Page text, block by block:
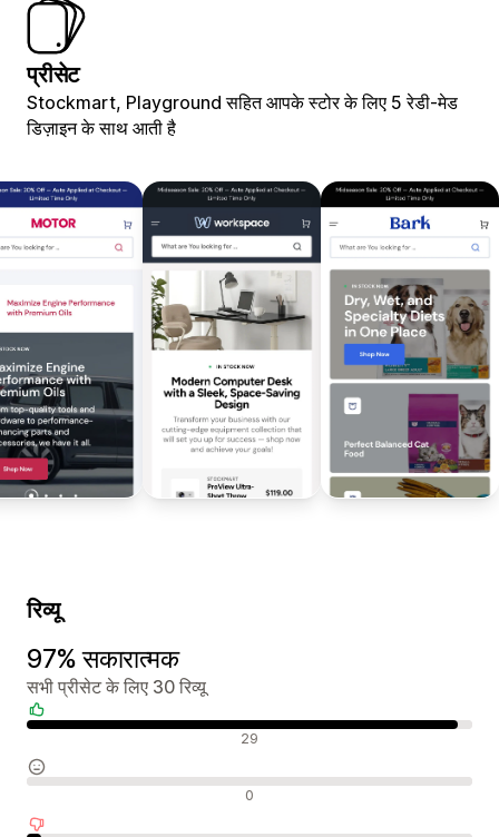
प्रीसेट
Stockmart, Playground सहित आपके स्टोर के लिए 5 रेडी-मेड
डिज़ाइन के साथ आती है
रिव्यू
97% सकारात्मक
सभी प्रीसेट के लिए 30 रिव्यू
29
0